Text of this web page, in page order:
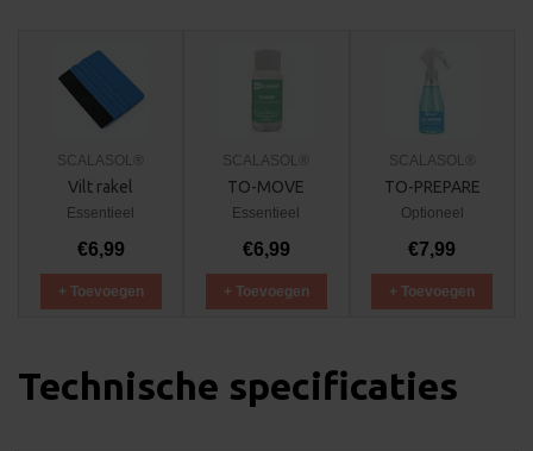
SCALASOL®
Vilt rakel
Essentieel
€6,99
+ Toevoegen
SCALASOL®
TO-MOVE
Essentieel
€6,99
+ Toevoegen
SCALASOL®
TO-PREPARE
Optioneel
€7,99
+ Toevoegen
Technische specificaties